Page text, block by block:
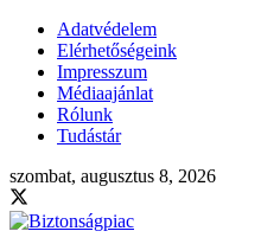
Adatvédelem
Elérhetőségeink
Impresszum
Médiaajánlat
Rólunk
Tudástár
szombat, augusztus 8, 2026